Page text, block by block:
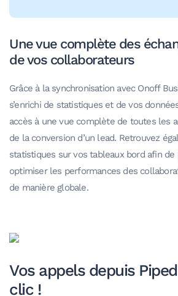
Une vue complète des
de vos collaborateurs
Grâce à la synchronisation avec Onoff
s’enrichi de statistiques et de vos
accès à une vue complète de toutes les
de la conversion d’un lead. Retrouvez
statistiques sur vos tableaux bord afin
optimiser les performances des
de manière globale.
Vos appels depuis
clic !